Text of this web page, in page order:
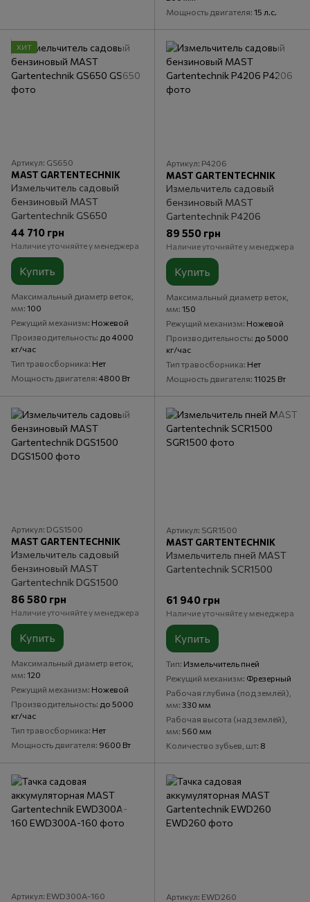
Мощность двигателя 15 л.с.
ХИТ
Артикул: GS650
MAST GARTENTECHNIK
Измельчитель садовый
бензиновый MAST
Gartentechnik GS650
44 710 грн
Наличие уточняйте у менеджера
Купить
Максимальный диаметр веток,
мм 100
Режущий механизм Ножевой
Производительность до 4000
кг/час
Тип травосборника Нет
Мощность двигателя 4800 Вт
Артикул: P4206
MAST GARTENTECHNIK
Измельчитель садовый
бензиновый MAST
Gartentechnik P4206
89 550 грн
Наличие уточняйте у менеджера
Купить
Максимальный диаметр веток,
мм 150
Режущий механизм Ножевой
Производительность до 5000
кг/час
Тип травосборника Нет
Мощность двигателя 11025 Вт
Артикул: DGS1500
MAST GARTENTECHNIK
Измельчитель садовый
бензиновый MAST
Gartentechnik DGS1500
86 580 грн
Наличие уточняйте у менеджера
Купить
Максимальный диаметр веток,
мм 120
Режущий механизм Ножевой
Производительность до 5000
кг/час
Тип травосборника Нет
Мощность двигателя 9600 Вт
Артикул: SGR1500
MAST GARTENTECHNIK
Измельчитель пней MAST
Gartentechnik SCR1500
61 940 грн
Наличие уточняйте у менеджера
Купить
Тип Измельчитель пней
Режущий механизм Фрезерный
Рабочая глубина (под землёй),
мм 330 мм
Рабочая высота (над землёй),
мм 560 мм
Количество зубьев, шт 8
Артикул: EWD300A-160 Артикул: EWD260